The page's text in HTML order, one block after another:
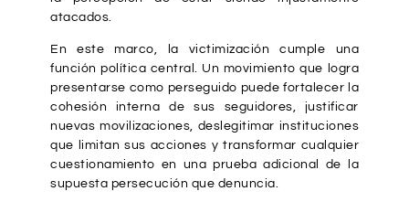
atacados.
En este marco, la victimización cumple una
función política central. Un movimiento que logra
presentarse como perseguido puede fortalecer la
cohesión interna de sus seguidores, justificar
nuevas movilizaciones, deslegitimar instituciones
que limitan sus acciones y transformar cualquier
cuestionamiento en una prueba adicional de la
supuesta persecución que denuncia.